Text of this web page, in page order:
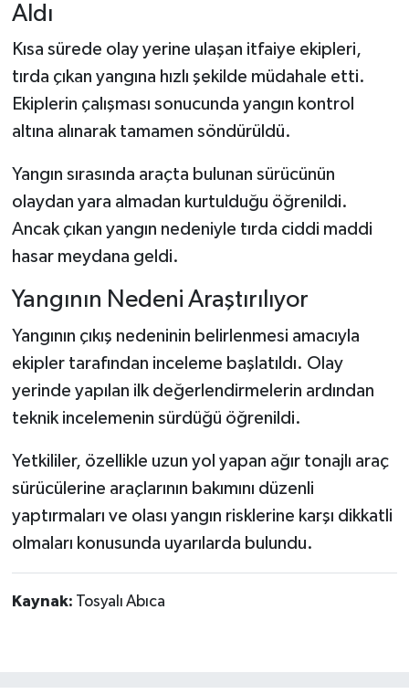
Aldı
Kısa sürede olay yerine ulaşan itfaiye ekipleri,
tırda çıkan yangına hızlı şekilde müdahale etti.
Ekiplerin çalışması sonucunda yangın kontrol
altına alınarak tamamen söndürüldü.
Yangın sırasında araçta bulunan sürücünün
olaydan yara almadan kurtulduğu öğrenildi.
Ancak çıkan yangın nedeniyle tırda ciddi maddi
hasar meydana geldi.
Yangının Nedeni Araştırılıyor
Yangının çıkış nedeninin belirlenmesi amacıyla
ekipler tarafından inceleme başlatıldı. Olay
yerinde yapılan ilk değerlendirmelerin ardından
teknik incelemenin sürdüğü öğrenildi.
Yetkililer, özellikle uzun yol yapan ağır tonajlı araç
sürücülerine araçlarının bakımını düzenli
yaptırmaları ve olası yangın risklerine karşı dikkatli
olmaları konusunda uyarılarda bulundu.
Kaynak: Tosyalı Abıca
Yerel Haberler
Haber Arşivi